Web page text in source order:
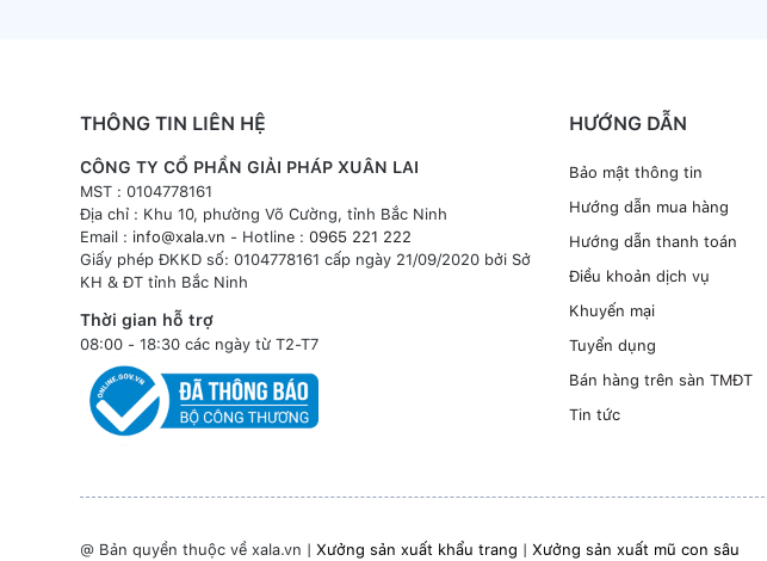
THÔNG TIN LIÊN HỆ
CÔNG TY CỔ PHẦN GIẢI PHÁP XUÂN LAI
MST : 0104778161
Địa chỉ : Khu 10, phường Võ Cường, tỉnh Bắc Ninh
Email : info@xala.vn - Hotline : 0965 221 222
Giấy phép ĐKKD số: 0104778161 cấp ngày 21/09/2020 bởi Sở
KH & ĐT tỉnh Bắc Ninh
Thời gian hỗ trợ
08:00 - 18:30 các ngày từ T2-T7
HƯỚNG DẪN
Bảo mật thông tin
Hướng dẫn mua hàng
Hướng dẫn thanh toán
Điều khoản dịch vụ
Khuyến mại
Tuyển dụng
Bán hàng trên sàn TMĐT
Tin tức
@ Bản quyền thuộc về xala.vn | Xưởng sản xuất khẩu trang | Xưởng sản xuất mũ con sâu